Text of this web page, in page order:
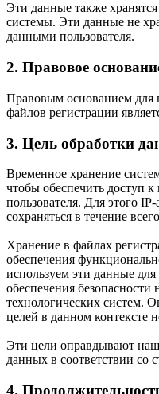
Эти данные также
системы. Эти данные не
данными пользователя.
2. Правовое
Правовым основанием для
файлов регистрации
3. Цель обработки
Временное хранение
чтобы обеспечить доступ
пользователя. Для этого
сохраняться в течение
Хранение в файлах
обеспечения
используем эти данные
обеспечения
технологических систем.
целей в данном контексте
Эти цели оправдывают наш
данных в соответствии со
4.